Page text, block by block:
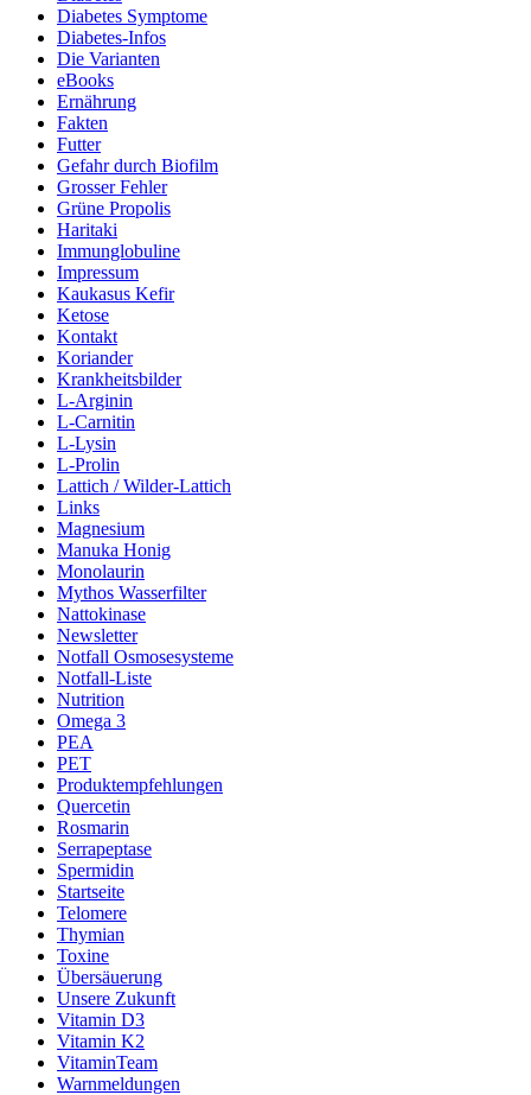
Diabetes Symptome
Diabetes-Infos
Die Varianten
eBooks
Ernährung
Fakten
Futter
Gefahr durch Biofilm
Grosser Fehler
Grüne Propolis
Haritaki
Immunglobuline
Impressum
Kaukasus Kefir
Ketose
Kontakt
Koriander
Krankheitsbilder
L-Arginin
L-Carnitin
L-Lysin
L-Prolin
Lattich / Wilder-Lattich
Links
Magnesium
Manuka Honig
Monolaurin
Mythos Wasserfilter
Nattokinase
Newsletter
Notfall Osmosesysteme
Notfall-Liste
Nutrition
Omega 3
PEA
PET
Produktempfehlungen
Quercetin
Rosmarin
Serrapeptase
Spermidin
Startseite
Telomere
Thymian
Toxine
Übersäuerung
Unsere Zukunft
Vitamin D3
Vitamin K2
VitaminTeam
Warnmeldungen